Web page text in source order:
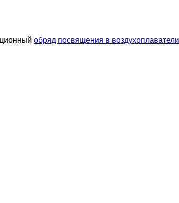
обряд посвящения в воздухоплаватели